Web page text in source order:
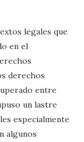
legales que
en el
derechos
entre
un lastre
especialmente
algunos